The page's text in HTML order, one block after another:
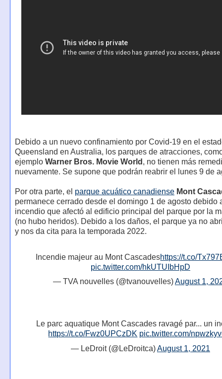
Debido a un nuevo confinamiento por Covid-19 en el
Queensland en Australia, los parques de atracciones,
ejemplo Warner Bros. Movie World , no tienen más
nuevamente. Se supone que podrán reabrir el lunes 9 de
Por otra parte, el parque acuático canadiense Mont
permanece cerrado desde el domingo 1 de agosto debido
incendio que afectó al edificio principal del parque por la
(no hubo heridos). Debido a los daños, el parque ya no
y nos da cita para la temporada 2022.
Incendie majeur au Mont Cascadeshttps://t.co/
pic.twitter.com/hkUTUIbHpD
— TVA nouvelles (@tvanouvelles)August 1,
Le parc aquatique Mont Cascades ravagé par... un
https://t.co/Fwz0UPCzDK pic.twitter.com/
— LeDroit (@LeDroitca)August 1, 2021